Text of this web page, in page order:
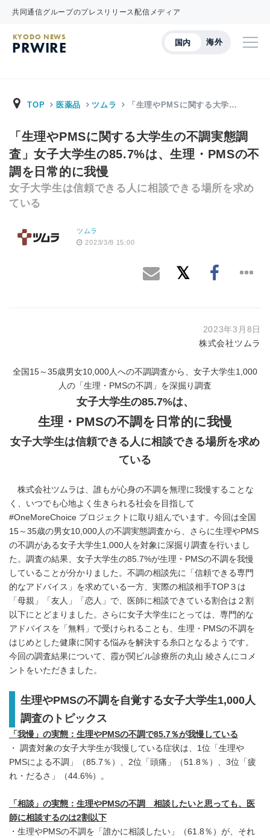
共同通信グループのプレスリリース配信メディア
国内 海外
KYODO NEWS
PRWIRE
TOP 医薬品 ツムラ 「生理やPMSに関する大学…
「生理やPMSに関する大学生の不調実態調
査」女子大学生の85.7%は、生理・PMSの不
調を日常的に我慢
女子大学生は信頼できる人に相談できる場所を求め
ている
ツムラ
2023/3/8 15:00
2023年3月8日
株式会社ツムラ
全国15～35歳男女10,000人への不調調査から、女子大学生1,000
人の「生理・PMSの不調」を深掘り調査
女子大学生の85.7%は、
生理・PMSの不調を日常的に我慢
女子大学生は信頼できる人に相談できる場所を求め
ている
株式会社ツムラは、誰もが心身の不調を無理に我慢することな
く、いつでも心地よく生きられる社会を目指して
#OneMoreChoice プロジェクトに取り組んでいます。今回は全国
15～35歳の男女10,000人の不調実態調査から、さらに生理やPMS
の不調がある女子大学生1,000人を対象に深掘り調査を行いまし
た。調査の結果、女子大学生の85.7%が生理・PMSの不調を我慢
していることが分かりました。不調の相談先に「信頼できる専門
的なアドバイス」を求めている一方、実際の相談相手TOP３は
「母親」「友人」「恋人」で、医師に相談できている割合は２割
以下にとどまりました。さらに女子大学生にとっては、専門的な
アドバイスを「無料」で受けられることも、生理・PMSの不調を
はじめとした健康に関する悩みを解決する糸口となるようです。
今回の調査結果について、霞が関ビル診療所の丸山 綾さんにコメ
ントをいただきました。
生理やPMSの不調を自覚する女子大学生1,000人
調査のトピックス
「我慢」の実態：生理やPMSの不調で85.7％が我慢している
・ 調査対象の女子大学生が我慢している症状は、1位「生理や
PMSによる不調」（85.7％）、2位「頭痛」（51.8％）、3位「疲
れ・だるさ」（44.6%）。
「相談」の実態：生理やPMSの不調 相談したいと思っても、医
師に相談するのは2割以下
・生理やPMSの不調を「誰かに相談したい」（61.8％）が、それ